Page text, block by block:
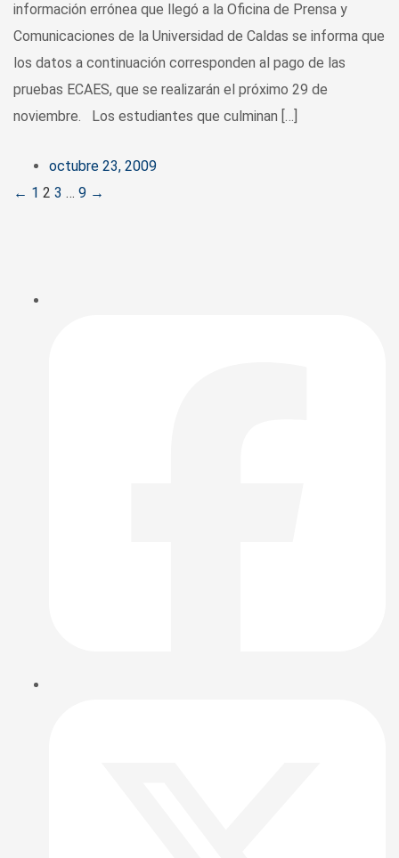
información errónea que llegó a la Oficina de Prensa y
Comunicaciones de la Universidad de Caldas se informa que
los datos a continuación corresponden al pago de las
pruebas ECAES, que se realizarán el próximo 29 de
noviembre. Los estudiantes que culminan […]
octubre 23, 2009
Posts
← 1 2 3 … 9 →